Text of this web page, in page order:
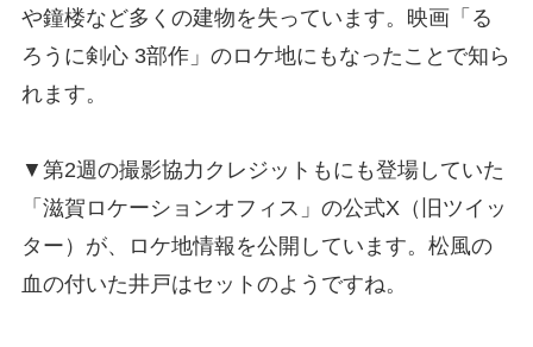
や鐘楼など多くの建物を失っています。映画「る
ろうに剣心 3部作」のロケ地にもなったことで知ら
れます。
▼第2週の撮影協力クレジットもにも登場していた
「滋賀ロケーションオフィス」の公式X（旧ツイッ
ター）が、ロケ地情報を公開しています。松風の
血の付いた井戸はセットのようですね。